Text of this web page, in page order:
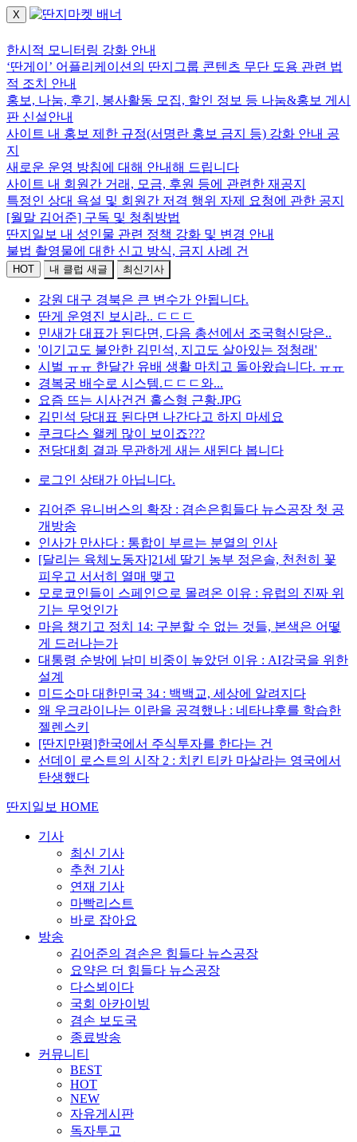
X
한시적 모니터링 강화 안내
‘딴게이’ 어플리케이션의 딴지그룹 콘텐츠 무단 도용 관련 법
적 조치 안내
홍보, 나눔, 후기, 봉사활동 모집, 할인 정보 등 나눔&홍보 게시
판 신설안내
사이트 내 홍보 제한 규정(서명란 홍보 금지 등) 강화 안내 공
지
새로운 운영 방침에 대해 안내해 드립니다
사이트 내 회원간 거래, 모금, 후원 등에 관련한 재공지
특정인 상대 욕설 및 회원간 저격 행위 자제 요청에 관한 공지
[월말 김어준] 구독 및 청취방법
딴지일보 내 성인물 관련 정책 강화 및 변경 안내
불법 촬영물에 대한 신고 방식, 금지 사례 건
HOT 내 클럽 새글 최신기사
강원 대구 경북은 큰 변수가 안됩니다.
딴게 운영진 보시라.. ㄷㄷㄷ
민새가 대표가 된다면, 다음 총선에서 조국혁신당은..
'이기고도 불안한 김민석, 지고도 살아있는 정청래'
시벌 ㅠㅠ 한달간 유배 생활 마치고 돌아왔습니다. ㅠㅠ
경복궁 배수로 시스템.ㄷㄷㄷ와...
요즘 뜨는 시사건건 홀스형 근황.JPG
김민석 당대표 된다면 나간다고 하지 마세요
쿠크다스 왤케 많이 보이죠???
전당대회 결과 무관하게 새는 새된다 봅니다
로그인 상태가 아닙니다.
김어준 유니버스의 확장 : 겸손은힘들다 뉴스공장 첫 공
개방송
인사가 만사다 : 통합이 부르는 분열의 인사
[달리는 육체노동자]21세 딸기 농부 정은솔, 천천히 꽃
피우고 서서히 열매 맺고
모로코인들이 스페인으로 몰려온 이유 : 유럽의 진짜 위
기는 무엇인가
마음 챙기고 정치 14: 구분할 수 없는 것들, 본색은 어떻
게 드러나는가
대통령 순방에 남미 비중이 높았던 이유 : AI강국을 위한
설계
미드소마 대한민국 34 : 백백교, 세상에 알려지다
왜 우크라이나는 이란을 공격했나 : 네타냐후를 학습한
젤렌스키
[딴지만평]한국에서 주식투자를 한다는 건
선데이 로스트의 시작 2 : 치킨 티카 마살라는 영국에서
탄생했다
딴지일보 HOME
기사
최신 기사
추천 기사
연재 기사
마빡리스트
바로 잡아요
방송
김어준의 겸손은 힘들다 뉴스공장
요약은 더 힘들다 뉴스공장
다스뵈이다
국회 아카이빙
겸손 보도국
종료방송
커뮤니티
BEST
HOT
NEW
자유게시판
독자투고